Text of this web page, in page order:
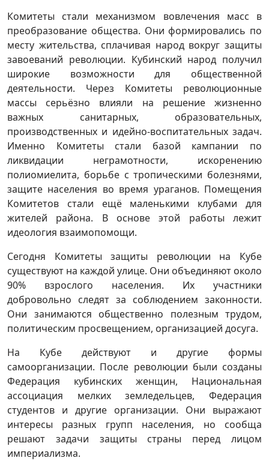
Комитеты стали механизмом вовлечения масс в
преобразование общества. Они формировались по
месту жительства, сплачивая народ вокруг защиты
завоеваний революции. Кубинский народ получил
широкие возможности для общественной
деятельности. Через Комитеты революционные
массы серьёзно влияли на решение жизненно
важных санитарных, образовательных,
производственных и идейно-воспитательных задач.
Именно Комитеты стали базой кампании по
ликвидации неграмотности, искоренению
полиомиелита, борьбе с тропическими болезнями,
защите населения во время ураганов. Помещения
Комитетов стали ещё маленькими клубами для
жителей района. В основе этой работы лежит
идеология взаимопомощи.
Сегодня Комитеты защиты революции на Кубе
существуют на каждой улице. Они объединяют около
90% взрослого населения. Их участники
добровольно следят за соблюдением законности.
Они занимаются общественно полезным трудом,
политическим просвещением, организацией досуга.
На Кубе действуют и другие формы
самоорганизации. После революции были созданы
Федерация кубинских женщин, Национальная
ассоциация мелких земледельцев, Федерация
студентов и другие организации. Они выражают
интересы разных групп населения, но сообща
решают задачи защиты страны перед лицом
империализма.